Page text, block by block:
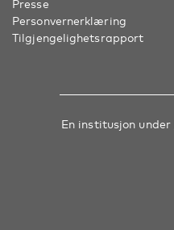
Presse
Personvernerklæring
Tilgjengelighetsrapport
En institusjon under